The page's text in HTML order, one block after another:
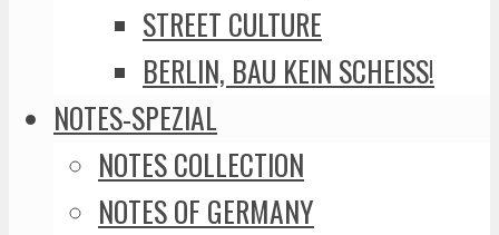
STREET CULTURE
BERLIN, BAU KEIN SCHEISS!
NOTES-SPEZIAL
NOTES COLLECTION
NOTES OF GERMANY